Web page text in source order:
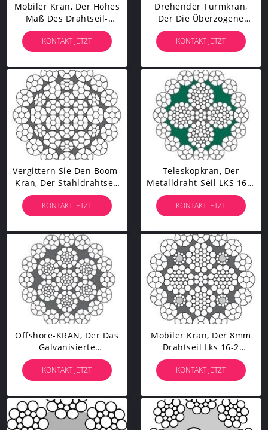
Mobiler Kran, Der Hohes
Maß Des Drahtseil-
Kabel-LKS 15-1 C
Leistungsfähigkeit
Hochzieht
KONTAKT JETZT
Drehender Turmkran,
Der Die Überzogene
Rotation Des Drahtseil-
LKS 16-6 Beständig
Hochzieht
KONTAKT JETZT
Vergittern Sie Den Boom-
Kran, Der Stahldrahtseil
LKS 16-5 Alle Stränge C
Hochzieht,
Zusammenpreßte
KONTAKT JETZT
Teleskopkran, Der
Metalldraht-Seil LKS 16-4
Inneres Seil CPs Nachher
Verstemmt Hochzieht
KONTAKT JETZT
Offshore-KRAN, Der Das
Galvanisierte
Stahlinnere Seil Des
Drahtseil-LKS 16-3 C
Verstemmt Hochzieht
KONTAKT JETZT
Mobiler Kran, Der 8mm
Drahtseil Lks 16-2
Äußere Stränge C
Zusammengepreßt
Hochzieht
KONTAKT JETZT